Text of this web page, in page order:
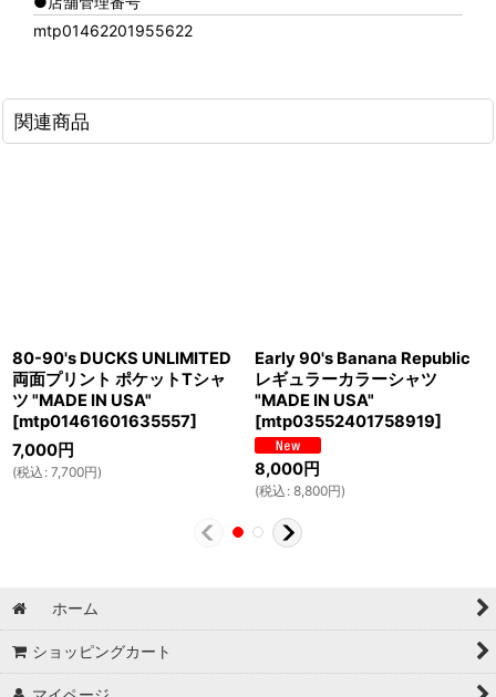
mtp01462201955622
関連商品
80-90's DUCKS UNLIMITED
両面プリント ポケットTシャ
ツ "MADE IN USA"
[mtp01461601635557]
7,000円
(税込 : 7,700円)
Early 90's Banana Republic
レギュラーカラーシャツ
"MADE IN USA"
[mtp03552401758919]
8,000円
(税込 : 8,800円)
ホーム
ショッピングカート